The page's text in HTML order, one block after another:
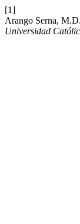
[1]
Arango Serna,
Universidad